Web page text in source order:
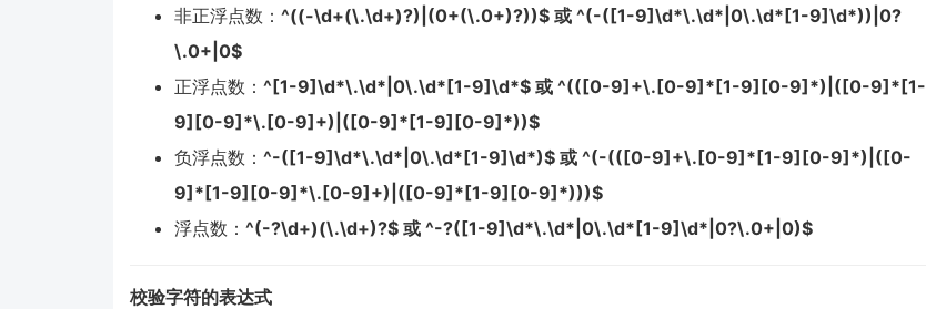
非正浮点数： ^((-\d+(\.\d+)?)|(0+(\.0+)?))$ 或 ^(-([1-9]\d*\.\d*|0\.\d*[1-9]\d*))|0?
\.0+|0$
正浮点数： ^[1-9]\d*\.\d*|0\.\d*[1-9]\d*$ 或 ^(([0-9]+\.[0-9]*[1-9][0-9]*)|([0-9]*[1-
9][0-9]*\.[0-9]+)|([0-9]*[1-9][0-9]*))$
负浮点数： ^-([1-9]\d*\.\d*|0\.\d*[1-9]\d*)$ 或 ^(-(([0-9]+\.[0-9]*[1-9][0-9]*)|([0-
9]*[1-9][0-9]*\.[0-9]+)|([0-9]*[1-9][0-9]*)))$
浮点数： ^(-?\d+)(\.\d+)?$ 或 ^-?([1-9]\d*\.\d*|0\.\d*[1-9]\d*|0?\.0+|0)$
校验字符的表达式